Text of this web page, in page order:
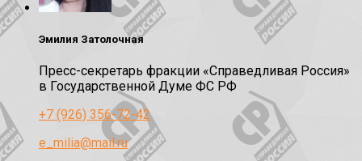
Эмилия Затолочная
Пресс-секретарь фракции «Справедливая Россия»
в Государственной Думе ФС РФ
+7 (926) 356-72-42
e_milia@mail.ru